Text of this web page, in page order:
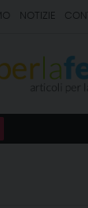
NOTIZIE